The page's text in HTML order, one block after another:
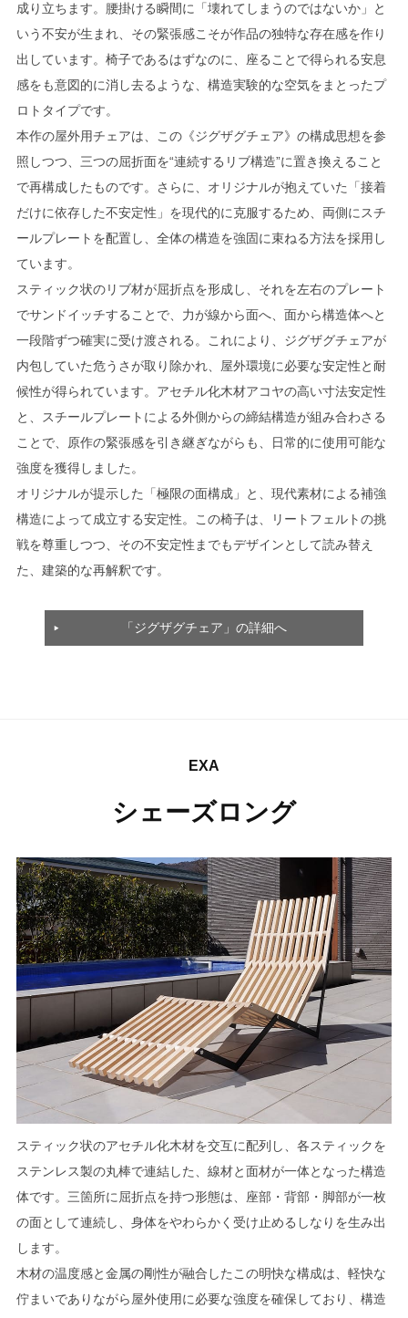
成り立ちます。腰掛ける瞬間に「壊れてしまうのではないか」と
いう不安が生まれ、その緊張感こそが作品の独特な存在感を作り
出しています。椅子であるはずなのに、座ることで得られる安息
感をも意図的に消し去るような、構造実験的な空気をまとったプ
ロトタイプです。
本作の屋外用チェアは、この《ジグザグチェア》の構成思想を参
照しつつ、三つの屈折面を“連続するリブ構造”に置き換えること
で再構成したものです。さらに、オリジナルが抱えていた「接着
だけに依存した不安定性」を現代的に克服するため、両側にスチ
ールプレートを配置し、全体の構造を強固に束ねる方法を採用し
ています。
スティック状のリブ材が屈折点を形成し、それを左右のプレート
でサンドイッチすることで、力が線から面へ、面から構造体へと
一段階ずつ確実に受け渡される。これにより、ジグザグチェアが
内包していた危うさが取り除かれ、屋外環境に必要な安定性と耐
候性が得られています。アセチル化木材アコヤの高い寸法安定性
と、スチールプレートによる外側からの締結構造が組み合わさる
ことで、原作の緊張感を引き継ぎながらも、日常的に使用可能な
強度を獲得しました。
オリジナルが提示した「極限の面構成」と、現代素材による補強
構造によって成立する安定性。この椅子は、リートフェルトの挑
戦を尊重しつつ、その不安定性までもデザインとして読み替え
た、建築的な再解釈です。
「ジグザグチェア」の詳細へ
EXA
シェーズロング
スティック状のアセチル化木材を交互に配列し、各スティックを
ステンレス製の丸棒で連結した、線材と面材が一体となった構造
体です。三箇所に屈折点を持つ形態は、座部・背部・脚部が一枚
の面として連続し、身体をやわらかく受け止めるしなりを生み出
します。
木材の温度感と金属の剛性が融合したこの明快な構成は、軽快な
佇まいでありながら屋外使用に必要な強度を確保しており、構造